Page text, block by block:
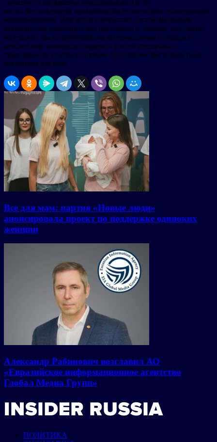
событию и посвящены празднования 9 и 12
июля. Фестивальная программа была насыщена культурными
мероприятиями. Для детей и взрослых гостей фестиваля
проводились различные мастер-классы и лекции, для самых
маленьких была организована интерактивная площадка –
детское шоу, конкурсы, подарки. Гостей праздника
традиционно угостили пловом. Посещение фестиваля было
открытым для всех.
Все для мам: партия «Новые люди»
анонсировала проект по поддержке одиноких
женщин
Александр Рабинович возглавил АО
«Евразийское информационное агентство
Глобал Медиа Групп»
ПОЛИТИКА